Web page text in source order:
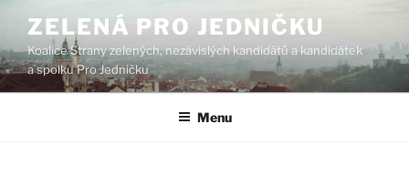
obsahu
webu
ZELENÁ PRO JEDNIČKU
Koalice Strany zelených, nezávislých kandidátů a kandidátek
a spolku Pro Jedničku
Menu